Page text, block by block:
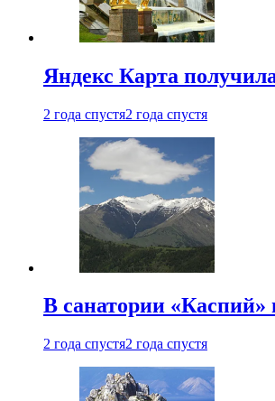
Яндекс Карта
2 года спустя2 года спустя
В санатории «Каспий»
2 года спустя2 года спустя